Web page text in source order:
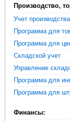
Производство,
Учет производства
Программа для
Программа для
Складской учет
Управление
Программа для
Программа для
Финансы: